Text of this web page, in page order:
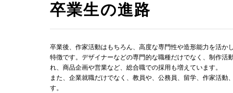
卒業生の進路
卒業後、作家活動はもちろん、高度な専門性や造形能力を活
特徴です。デザイナーなどの専門的な職種だけでなく、制作活
れ、商品企画や営業など、総合職での採用も増えています。
また、企業就職だけでなく、教員や、公務員、留学、作家活
す。